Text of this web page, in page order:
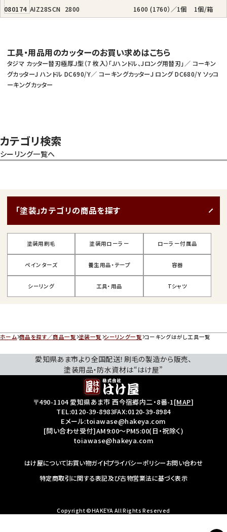
ホーム 商品を探す／商品一覧 塗装一覧 シーリング一覧 コーキングはがし工具一覧
工具・用品用のカッターのお買い求めはこちら
タジマ カッター替刃極厚Ｊ型（7 枚入）「Jハンドル、Jロング用替刃」 ／ コーキン
グカッターJ ハンドル DC690/Y／ コーキングカッターJ ロング DC680/Y ソッコ
ーキングカッター
080174 AIZ28SCN 2800 1600 (1760）／1個 1個/箱
カテゴリ検索
シーリング一覧へ
「塗装」カテゴリの商品を探す
塗装用刷毛 塗装用ローラー ローラー付属品
ペインターズ 養生用品・テープ 容器
シーリング 工具・用品 Tシャツ
愛知県あま市より全国配送！刷毛の製造から販売、
塗装用品・防水資材は“はけ屋”
〒490-1104 愛知県あま市 西今宿郷内二・8番-1[MAP]
TEL:0120-39-8983FAX:0120-39-8984
Eメール:toiawase@hakeya.com
[問い合わせ受付]AM9:00～PM5:00(日・祝除く)
toiawase@hakeya.com
はけ屋についてお買い物ガイドプライバシーポリシーお問い合わせ
特定商取引に関する表記及び古物営業法に基づく表示
Copyright ©HAKEYA All Rights Reserved